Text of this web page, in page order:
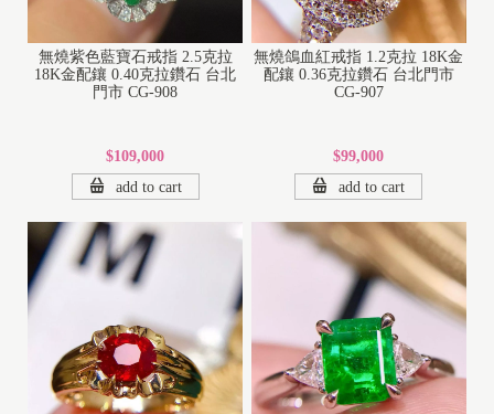
無燒紫色藍寶石戒指 2.5克拉
18K金配鑲 0.40克拉鑽石 台北
門市 CG-908
$109,000
add to cart
無燒鴿血紅戒指 1.2克拉 18K金
配鑲 0.36克拉鑽石 台北門市
CG-907
$99,000
add to cart